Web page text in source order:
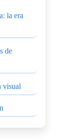
la era
de
visual